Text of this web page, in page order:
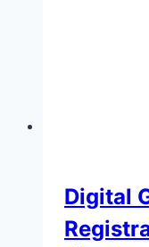
Digital